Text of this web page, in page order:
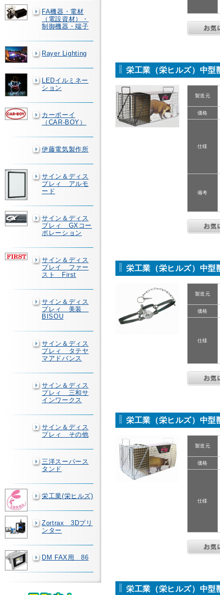
FA機器・電材
（電設資材）・
制御機器・端子
Rayer Lighting
LEDイルミネー
ション
カーボーイ
（CAR-BOY）
伊藤電気製作所
サイン＆ディス
プレィ アルモ
ード
サイン＆ディス
プレィ GXコー
ポレーション
サイン＆ディス
プレイ ファー
スト First
サイン＆ディス
プレィ 美装
BISOU
サイン＆ディス
プレィ タテヤ
マアドバンス
サイン＆ディス
プレィ 三和サ
インワークス
サイン＆ディス
プレィ その他
三洋スーパース
タンド
栄工業(栄ヒルズ)
Zortrax 3Dプリ
ンター
DM FAX用 86
栄工業（栄ヒルズ）中
製造元
価格
仕様
備考
栄工業（栄ヒルズ）中
製造元
価格
仕様
栄工業（栄ヒルズ）中
製造元
価格
仕様
栄工業（栄ヒルズ）中